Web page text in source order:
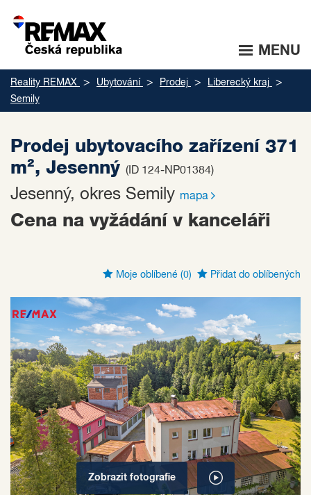
MENU
Reality REMAX Ubytování Prodej
Liberecký kraj
Semily
Prodej ubytovacího zařízení 371
m², Jesenný (ID 124-NP01384)
Jesenný, okres Semily mapa
Cena na vyžádání v kanceláři
Moje oblíbené (0) Přidat do oblíbených
Zobrazit fotografie